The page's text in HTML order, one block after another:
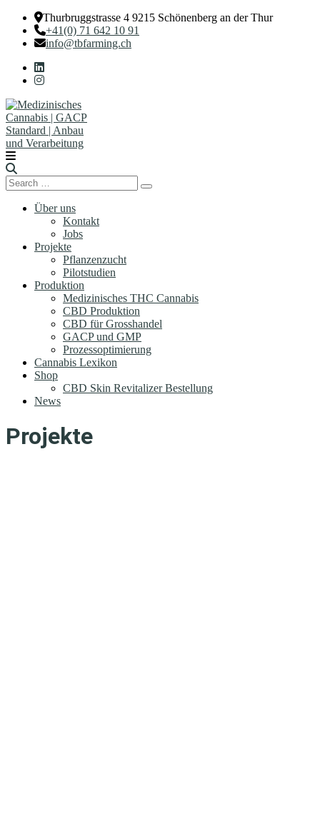
Thurbruggstrasse 4 9215 Schönenberg an der Thur
+41(0) 71 642 10 91
info@tbfarming.ch
Search
for:
Search
Über uns
Kontakt
Jobs
Projekte
Pflanzenzucht
Pilotstudien
Produktion
Medizinisches THC Cannabis
CBD Produktion
CBD für Grosshandel
GACP und GMP
Prozessoptimierung
Cannabis Lexikon
Shop
CBD Skin Revitalizer Bestellung
News
Projekte